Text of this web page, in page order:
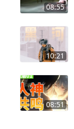
08:55
10:21
08:51